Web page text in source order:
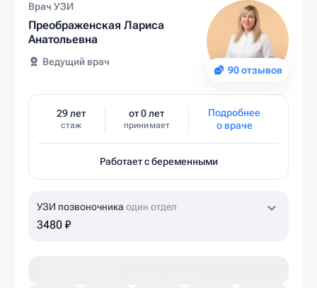
90 отзывов
Врач УЗИ
Преображенская Лариса
Анатольевна
Ведущий врач
29 лет
стаж
от 0 лет
принимает
Подробнее
о враче
Работает с беременными
УЗИ позвоночника один отдел
3480 ₽